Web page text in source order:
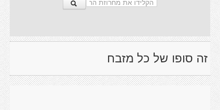
זה סופו של כל מזבח